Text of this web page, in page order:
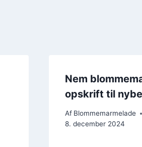
Nem
opskrift til
Af Blommemarmelade
8. december 2024